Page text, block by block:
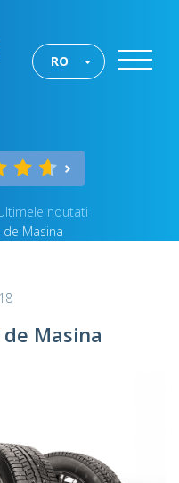
RO
noutati
de Masina
Masina